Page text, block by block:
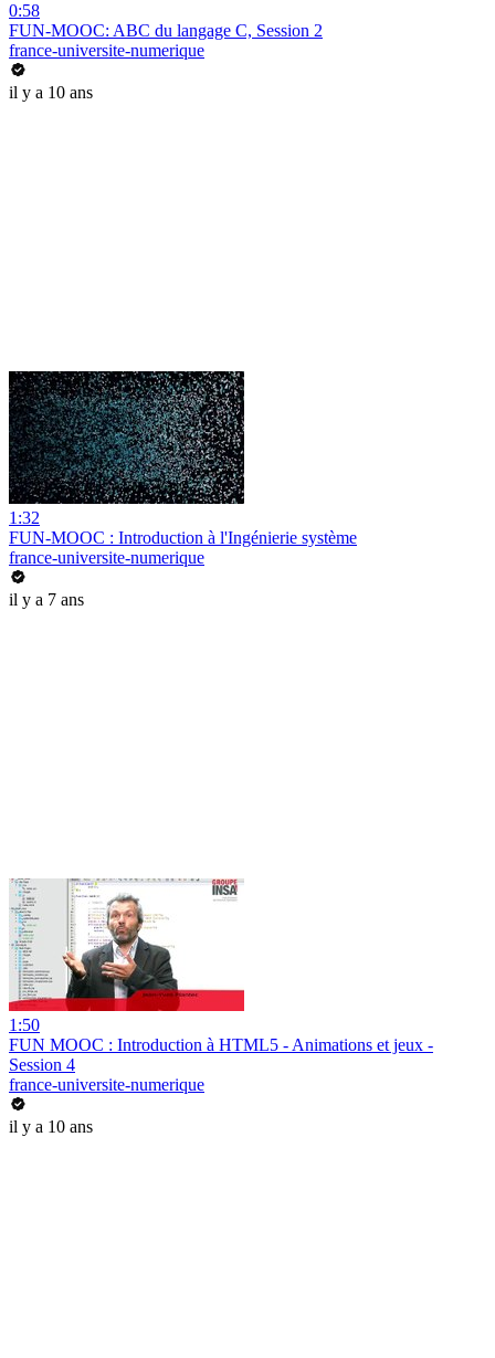
0:58
FUN-MOOC: ABC du langage C, Session 2
france-universite-numerique
il y a 10 ans
1:32
FUN-MOOC : Introduction à l'Ingénierie système
france-universite-numerique
il y a 7 ans
1:50
FUN MOOC : Introduction à HTML5 - Animations et jeux -
Session 4
france-universite-numerique
il y a 10 ans